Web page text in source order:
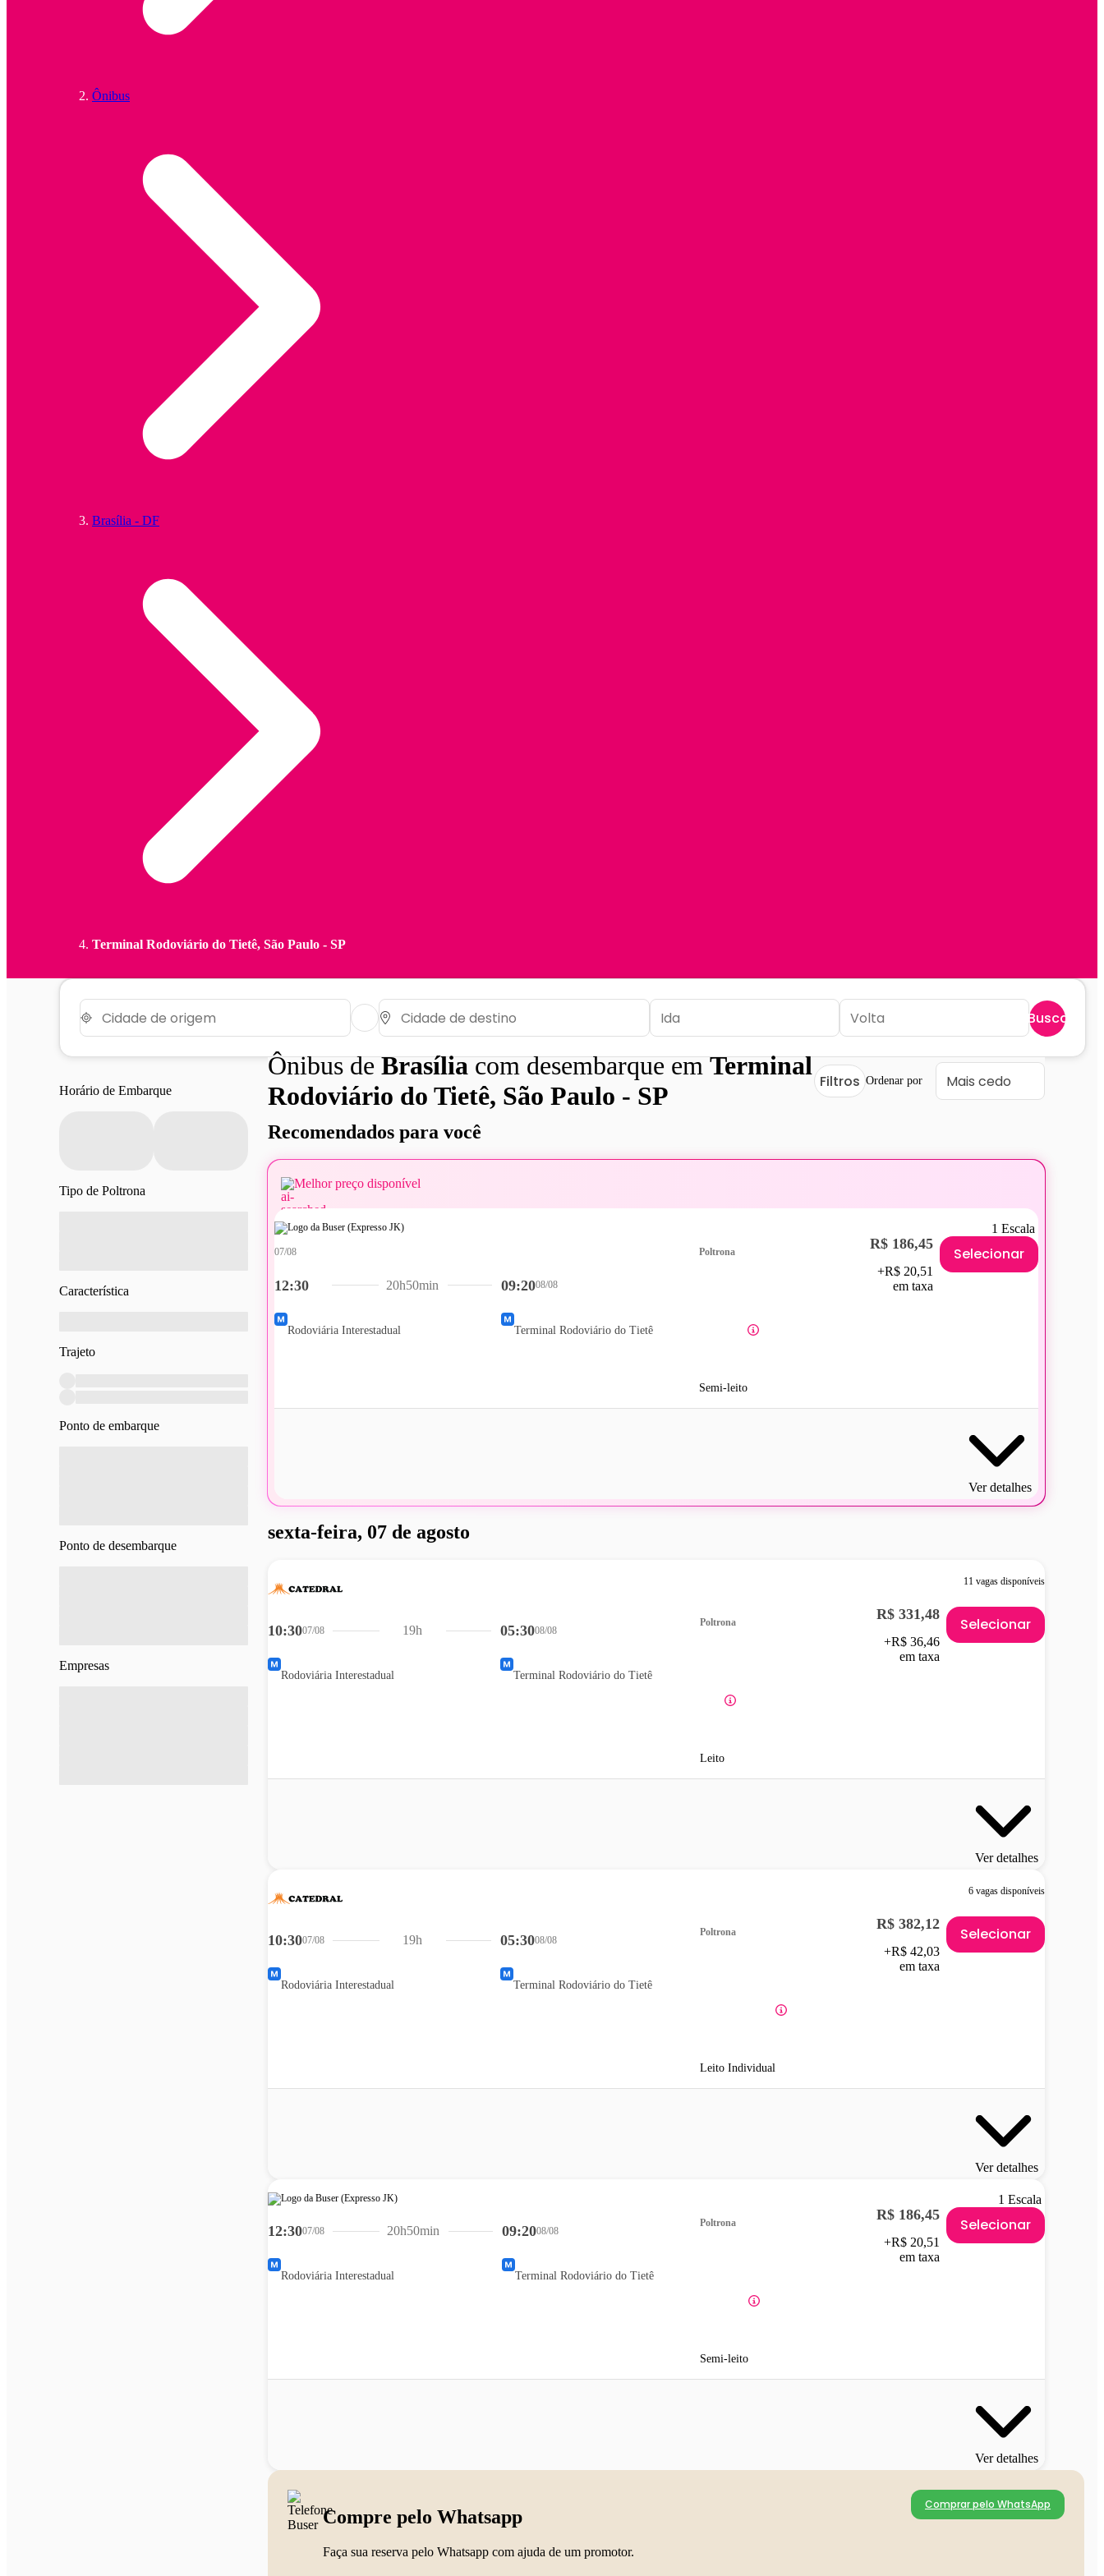
Ônibus
Brasília - DF
Terminal Rodoviário do Tietê, São Paulo - SP
Buscar
Horário de Embarque
Tipo de Poltrona
Característica
Trajeto
Ponto de embarque
Ponto de desembarque
Empresas
Ônibus deBrasíliacom desembarque emTerminal
Rodoviário do Tietê, São Paulo - SP
Filtros Ordenar por
Recomendados para você
Melhor preço disponível
1 Escala
12:30
07/08
Rodoviária Interestadual
09:2008/08
Terminal Rodoviário do Tietê
20h50min
Poltrona
Semi-leito
R$ 186,45
+R$ 20,51
em taxa
Selecionar
Ver detalhes
sexta-feira, 07 de agosto
11 vagas disponíveis
10:3007/08
Rodoviária Interestadual
05:3008/08
Terminal Rodoviário do Tietê
19h
Poltrona
Leito
R$ 331,48
+R$ 36,46
em taxa
Selecionar
Ver detalhes
6 vagas disponíveis
10:3007/08
Rodoviária Interestadual
05:3008/08
Terminal Rodoviário do Tietê
19h
Poltrona
Leito Individual
R$ 382,12
+R$ 42,03
em taxa
Selecionar
Ver detalhes
1 Escala
12:3007/08
Rodoviária Interestadual
09:2008/08
Terminal Rodoviário do Tietê
20h50min
Poltrona
Semi-leito
R$ 186,45
+R$ 20,51
em taxa
Selecionar
Ver detalhes
Compre pelo Whatsapp
Faça sua reserva pelo Whatsapp com ajuda de um promotor.
Comprar pelo WhatsApp